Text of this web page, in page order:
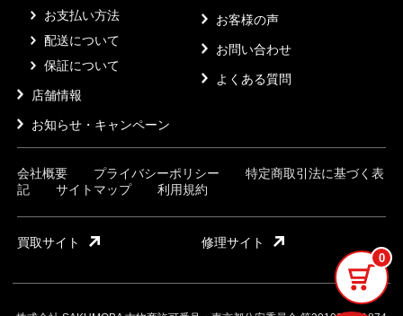
0
お支払い方法
配送について
保証について
店舗情報
お知らせ・キャンペーン
お客様の声
お問い合わせ
よくある質問
会社概要 プライバシーポリシー
特定商取引法に基づく表
記
サイトマップ 利用規約
買取サイト 修理サイト